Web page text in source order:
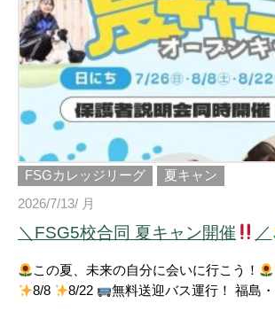
ルな声をお届けしました
さらに、プロとして活躍する卒
業生を講師に迎えた特別授業や、 ドレス
験、美容体験など、 各校ならではのスペシャルプログラム
も実施
参加してくださった高校生・保護者の皆さまから
は、 「先生と学生の雰囲気が良かった！」 「体験授業が分
かりやすくて楽しかった！」 など、 たくさんのうれしい感
想をいただきました
皆さま、本当にありがとうございました！ 進路選択はこれ
からという方も大歓迎
次回のオープンキャンパスでも、
皆さんにお会いできることを楽しみにしています
校生応援 #福島県 #専門学校 #体験授業 #キ
FSGカレッジリーグ
夏キャン
2026/7/13/ 月
＼FSG5校合同 夏キャン開催 ／
この夏、未来の自分に会いに行こう！
8/8
8/22
無料送迎バス運行！ 福島